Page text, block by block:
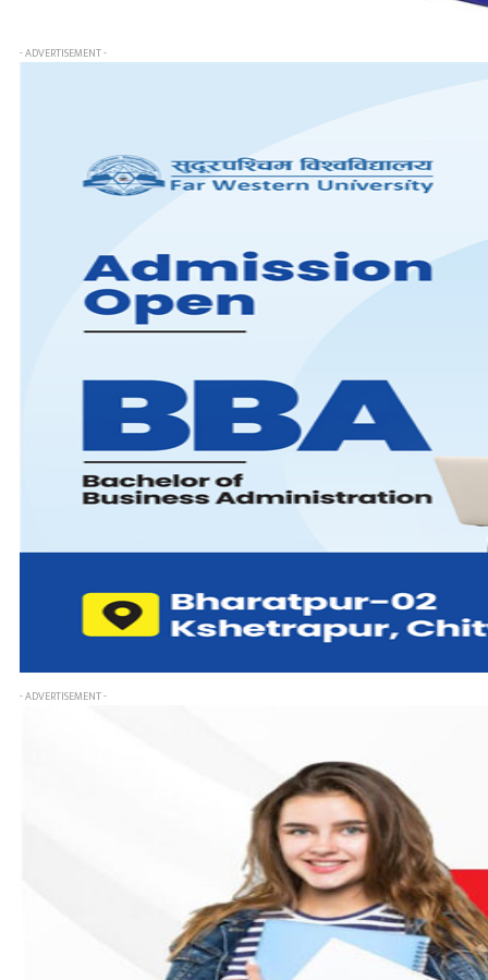
- ADVERTISEMENT -
- ADVERTISEMENT -